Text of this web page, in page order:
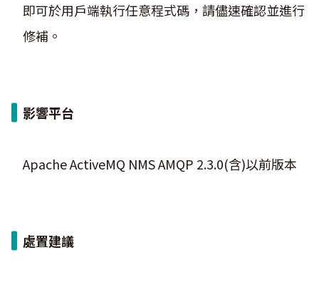
即可於用戶端執行任意程式碼，請儘速確認並進行
修補。
影響平台
Apache ActiveMQ NMS AMQP 2.3.0(含)以前版本
處置建議